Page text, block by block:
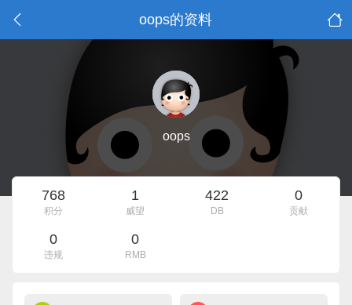
oops的资料
oops
768
积分
1
威望
422
DB
0
贡献
0
违规
0
RMB